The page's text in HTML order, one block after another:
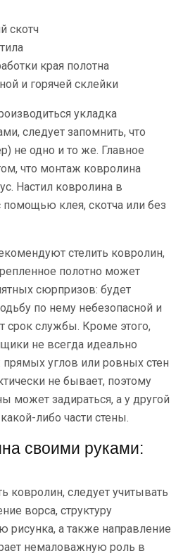
скотч
края полотна
и горячей склейки
укладка
следует запомнить, что
не одно и то же. Главное
что монтаж ковролина
Настил ковролина в
клея, скотча или без
стелить ковролин,
полотно может
сюрпризов: будет
по нему небезопасной и
срок службы. Кроме этого,
не всегда идеально
углов или ровных стен
не бывает, поэтому
может задираться, а у другой
либо части стены.
своими руками:
ковролин, следует учитывать
ворса, структуру
рисунка, а также направление
немаловажную роль в